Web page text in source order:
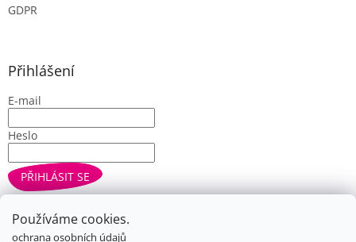
Používáme cookies.
ochrana osobních údajů
GDPR
Přihlášení
E-mail
Heslo
PŘIHLÁSIT SE
Nová registraceZapomenuté heslo